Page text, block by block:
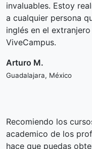
invaluables. Estoy
a cualquier persona
inglés en el
ViveCampus.
Arturo M.
Guadalajara, México
Recomiendo los
academico de los
hace que puedas